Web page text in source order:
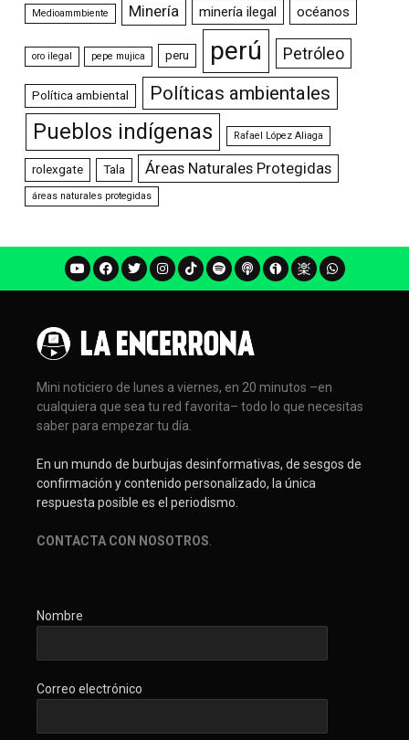
Medioammbiente Minería minería ilegal océanos
oro ilegal pepe mujica peru perú Petróleo
Política ambiental Políticas ambientales
Pueblos indígenas Rafael López Aliaga
rolexgate Tala Áreas Naturales Protegidas
áreas naturales protegidas
Mini noticiero de lunes a viernes, en 20 minutos –en
cualquiera que sea tu red favorita– todo lo que necesitas
saber para empezar tu día.
En un mundo de burbujas desinformativas, de sesgos de
confirmación y contenido personalizado, la única
respuesta posible es el periodismo.
CONTACTA CON NOSOTROS
Nombre
Correo electrónico